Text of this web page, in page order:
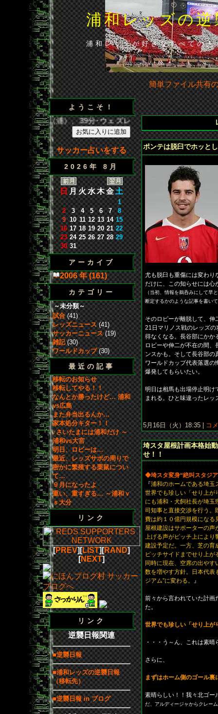
浦和レッズの
浦和レッズが好きなすべての
簡単ファイル共有
ようこそ！
王（浦）、39分･ウェズレイ（広）、86分･山田（浦）◆
サッカー占いをする
2026年 8月
日 月火水木金土
1
2
3 4 5 6 7
8
9 10 11 12 13 14 15
16 17 18 19 20 21 22
23 24 25 26 27 28 29
30 31
アーカイブ
2006 年 (161)
カテゴリー
～未分類～
試合(41)
レッズニュース(41)
サッカーニュース(19)
雑記(30)
ワールドカップ(30)
最近の記事
移転のお知らせ
移転してやる！！
なんとか勝ったけど… 浦和
vs広島
また弁当出るんか…
家本処分キター！！
♪さいたまには浦和だけ ～
浦和vs大宮
明日、ロビーは…
最近、レッズサポの周りで
密かに繁殖する栗鼠につい
て…
９月になったよ
重い、重すぎる… ～浦和ｖ
ｓ大分
リンク
[PREV][LIST][RAND]
[NEXT]
リンク
逆襲日報関連
■逆襲日報
■浦和レッズの逆襲日報
（移転先）
■逆襲日報 in ブログ
ポンテは脱臼でホッと
尤も脱臼も重傷には変わり
だけに、この知らせには心
（当初、情報を鵜呑みにして早
断定するかのような記事を書い
そのロビーが離脱して、
21日マリノス戦のレッズ
得なくなる。長谷部にかか
ロビーや伸二が不在の間
ンスかも。そして長谷部の
ワールドカップ代表落選
爆発してもらいたい。
明日は相馬も出場停止明け
まれる。ひと味違ったレ
5月16日（火）18:35 | コ
埼スタ屋根計画本格始
せ！！
◆埼スタ変身“絶叫スタジ
『浦和のホームである埼玉
世界でも珍しい「せり上が
にも浦和・犬飼社長が埼
司知事と直接交渉を行う。
費は約１０億円規模になる
屋根建設はサポーターの
上げる声がピッチ上により
建設予定だ。一方、芝の育
ピッチサイドまでせり上
同時に現在、空席の出や
数を増やす方針。日本代表
ジアム”に変わる。 』
前々から言われていた計画
た。
世界でも珍しい「せり上が
・・・う～ん、これは素晴
さらに、
まずはホーム側のゴール裏
素晴らしい！！我々北ゴー
だ、アルディージャからクレー